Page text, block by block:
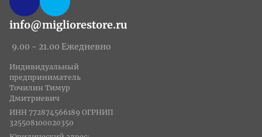
info@migliorestore.ru
9.00 - 21.00 Ежедневно
Индивидуальный
предприниматель
Точилин Тимур
Дмитриевич
ИНН 772874566189 ОГРНИП
325508100020350